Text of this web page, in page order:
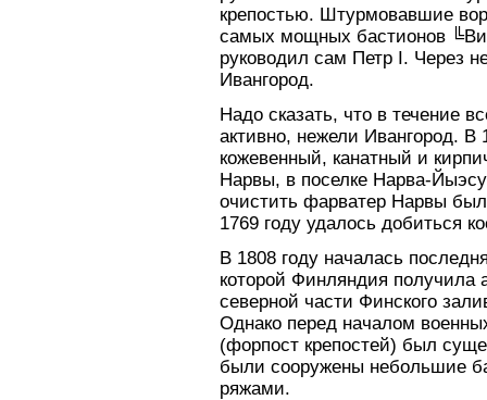
крепостью. Штурмовавшие
самых мощных бастионов
руководил сам Петр I. Через
Ивангород.
Надо сказать, что в течение
активно, нежели Ивангород. В
кожевенный, канатный и
Нарвы, в поселке Нарва-
очистить фарватер Нарвы
1769 году удалось добиться
В 1808 году началась
которой Финляндия
северной части Финского
Однако перед началом
(форпост крепостей) был
были сооружены небольшие
ряжами.